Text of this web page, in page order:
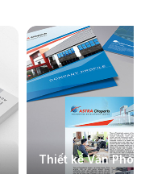
Thiết kế Văn